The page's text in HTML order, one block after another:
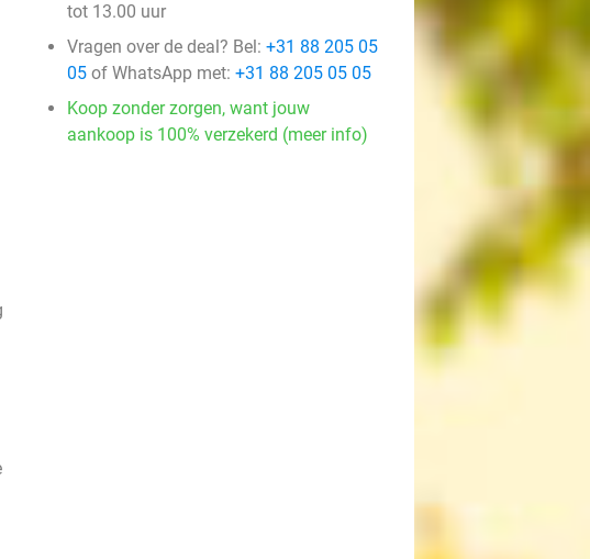
tot 13.00 uur
Vragen over de deal? Bel: +31 88 205 05
05 of WhatsApp met: +31 88 205 05 05
Koop zonder zorgen, want jouw
aankoop is 100% verzekerd (meer info)